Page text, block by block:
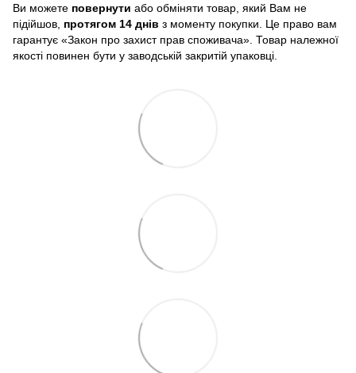
Ви можете повернути або обміняти товар, який Вам не
підійшов, протягом 14 днів з моменту покупки. Це право вам
гарантує «Закон про захист прав споживача». Товар належної
якості повинен бути у заводській закритій упаковці.